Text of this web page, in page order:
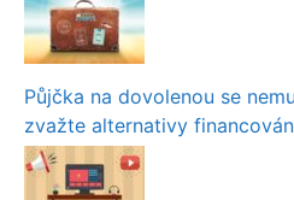
Půjčka na dovolenou se
zvažte alternativy